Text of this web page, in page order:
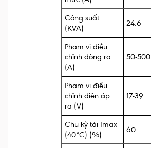
Công suất
(KVA)
24.6
Phạm vi điều
chỉnh dòng ra
(A)
50-500
Phạm vi điều
chỉnh điện áp
ra (V)
17-39
Chu kỳ tải Imax
(40°C) (%)
60